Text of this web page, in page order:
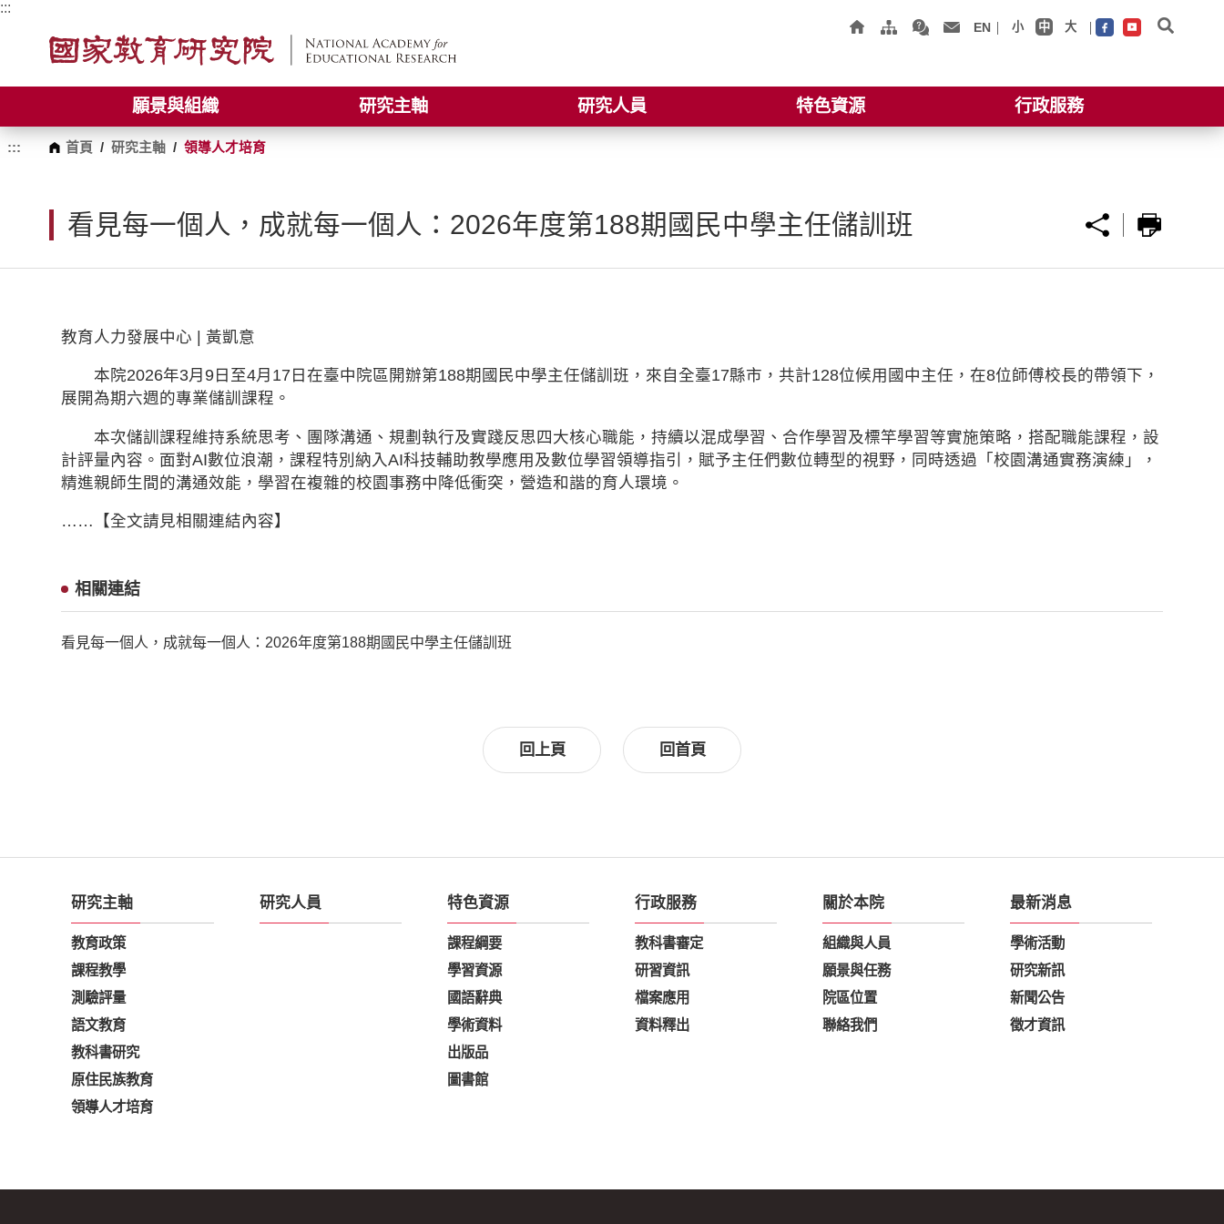
跳
容
:::
EN 小 中 大
願景與組織 研究主軸 研究人員 特色資源 行政服務
::: 首頁 / 研究主軸 / 領導人才培育
看見每一個人，成就每一個人：2026年度第188期國民中學主任儲訓班
教育人力發展中心 | 黃凱意
本院2026年3月9日至4月17日在臺中院區開辦第188期國民中學主任儲訓班，來自全臺17縣市，共計128位候用國中主任，在8位師傅校長的帶領下，
展開為期六週的專業儲訓課程。
本次儲訓課程維持系統思考、團隊溝通、規劃執行及實踐反思四大核心職能，持續以混成學習、合作學習及標竿學習等實施策略，搭配職能課程，設
計評量內容。面對AI數位浪潮，課程特別納入AI科技輔助教學應用及數位學習領導指引，賦予主任們數位轉型的視野，同時透過「校園溝通實務演練」，
精進親師生間的溝通效能，學習在複雜的校園事務中降低衝突，營造和諧的育人環境。
……【全文請見相關連結內容】
相關連結
看見每一個人，成就每一個人：2026年度第188期國民中學主任儲訓班
回上頁 回首頁
研究主軸
教育政策
課程教學
測驗評量
語文教育
教科書研究
原住民族教育
領導人才培育
研究人員 特色資源
課程綱要
學習資源
國語辭典
學術資料
出版品
圖書館
行政服務
教科書審定
研習資訊
檔案應用
資料釋出
關於本院
組織與人員
願景與任務
院區位置
聯絡我們
最新消息
學術活動
研究新訊
新聞公告
徵才資訊